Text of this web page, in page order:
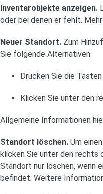
Inventarobjekte anzeigen.
oder bei denen er fehlt.
Neuer Standort. Zum
Sie folgende Alternativen:
Drücken Sie die Tasten
Klicken Sie unter den
Allgemeine Informationen
Standort löschen. Um
klicken Sie unter den rechts
Standort nur löschen, wenn
befindet. Weitere